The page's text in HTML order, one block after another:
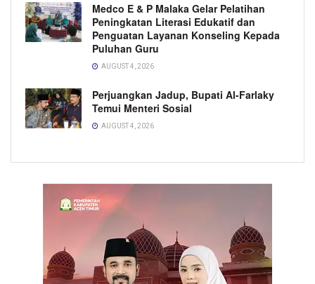
Medco E & P Malaka Gelar Pelatihan
Peningkatan Literasi Edukatif dan
Penguatan Layanan Konseling Kepada
Puluhan Guru
AUGUST 4, 2026
Perjuangkan Jadup, Bupati Al-Farlaky
Temui Menteri Sosial
AUGUST 4, 2026